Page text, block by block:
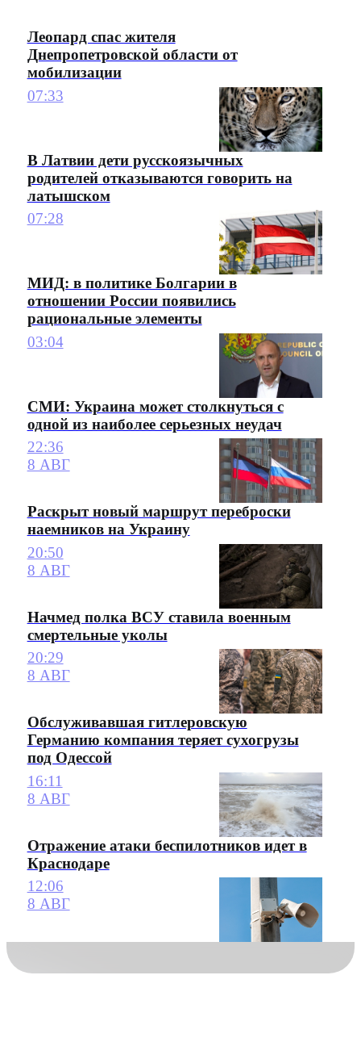
Леопард спас жителя
Днепропетровской области от
мобилизации
07:33
В Латвии дети русскоязычных
родителей отказываются говорить на
латышском
07:28
МИД: в политике Болгарии в
отношении России появились
рациональные элементы
03:04
СМИ: Украина может столкнуться с
одной из наиболее серьезных неудач
22:36
8 АВГ
Раскрыт новый маршрут переброски
наемников на Украину
20:50
8 АВГ
Начмед полка ВСУ ставила военным
смертельные уколы
20:29
8 АВГ
Обслуживавшая гитлеровскую
Германию компания теряет сухогрузы
под Одессой
16:11
8 АВГ
Отражение атаки беспилотников идет в
Краснодаре
12:06
8 АВГ